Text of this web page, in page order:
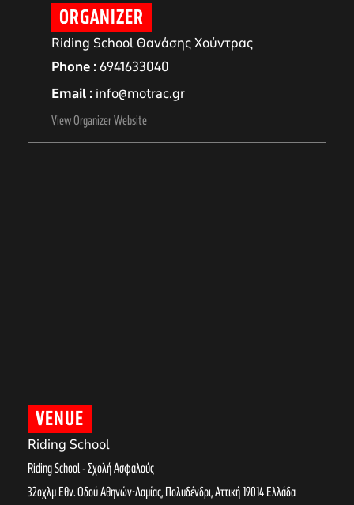
ORGANIZER
Riding School Θανάσης Χούντρας
Phone 6941633040
Email info@motrac.gr
View Organizer Website
VENUE
Riding School
Riding School - Σχολή Ασφαλούς
32οχλμ Εθν. Οδού Αθηνών-Λαμίας, Πολυδένδρι,Αττική19014Ελλάδα